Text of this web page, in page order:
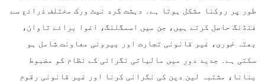
طور پر روکنا مشکل ہوتا ہے۔ دہشت گرد نیٹ ورک مختلف ذرائع سے
فنڈنگ حاصل کرتے ہیں، جن میں اسمگلنگ، اغوا برائے تاوان،
بھتہ خوری، غیر قانونی تجارت اور بیرونی معاونت شامل ہو
سکتی ہے۔ جدید دور میں مالیاتی نگرانی کے نظام کو مضبوط
بنانا، مشتبہ لین دین کی نگرانی کرنا اور غیر قانونی رقوم